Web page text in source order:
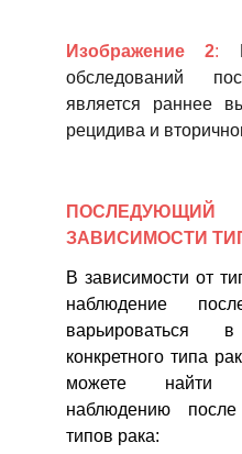
Изображение 2:
обследований
является раннее
рецидива и
ЗАВИСИМОСТИ
В зависимости от
наблюдение
варьироваться
конкретного типа
можете найти
наблюдению
типов рака: